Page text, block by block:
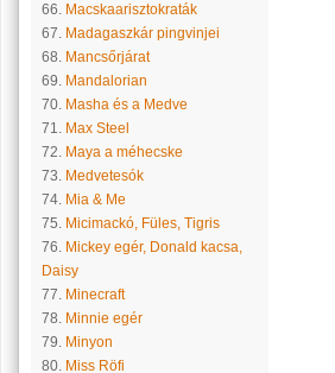
66. Macskaarisztokraták
67. Madagaszkár pingvinjei
68. Mancsőrjárat
69. Mandalorian
70. Masha és a Medve
71. Max Steel
72. Maya a méhecske
73. Medvetesók
74. Mia & Me
75. Micimackó, Füles, Tigris
76. Mickey egér, Donald kacsa,
Daisy
77. Minecraft
78. Minnie egér
79. Minyon
80. Miss Röfi